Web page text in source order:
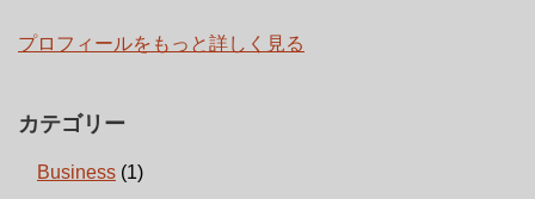
プロフィールをもっと詳しく見る
カテゴリー
Business (1)